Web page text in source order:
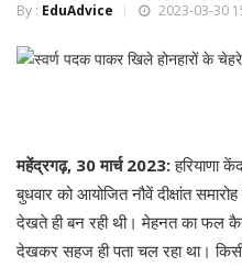
By : EduAdvice 2023-03-30
महेंद्रगढ़, 30 मार्च 2023:हरियाणा
बुधवार को आयोजित नौवें दीक्षांत
देखते ही बन रही थी। मेहनत का फल
देखकर सहज ही पता चल रहा था।